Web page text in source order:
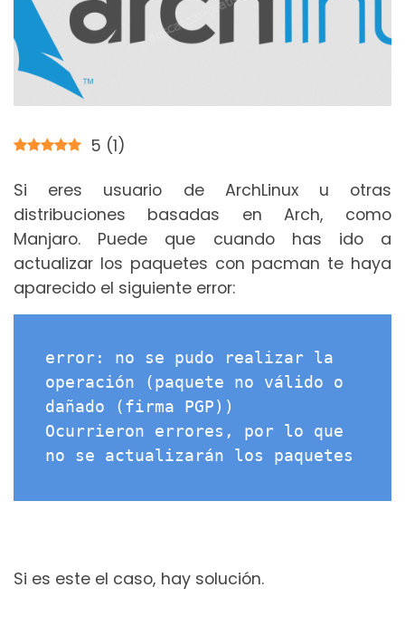
5 (1)
Si eres usuario de ArchLinux u otras
distribuciones basadas en Arch, como
Manjaro. Puede que cuando has ido a
actualizar los paquetes con pacman te haya
aparecido el siguiente error:
error: no se pudo realizar la
operación (paquete no válido o
dañado (firma PGP))
Ocurrieron errores, por lo que
no se actualizarán los paquetes
Si es este el caso, hay solución.